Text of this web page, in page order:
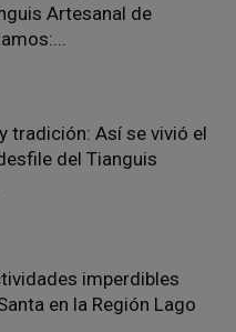
Artesanal de
tradición: Así se vivió el
del Tianguis
imperdibles
en la Región Lago